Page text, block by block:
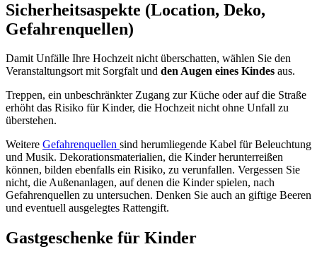
Sicherheitsaspekte (Location, Deko,
Gefahrenquellen)
Damit Unfälle Ihre Hochzeit nicht überschatten, wählen Sie den
Veranstaltungsort mit Sorgfalt und den Augen eines Kindes aus.
Treppen, ein unbeschränkter Zugang zur Küche oder auf die Straße
erhöht das Risiko für Kinder, die Hochzeit nicht ohne Unfall zu
überstehen.
Weitere Gefahrenquellen sind herumliegende Kabel für Beleuchtung
und Musik. Dekorationsmaterialien, die Kinder herunterreißen
können, bilden ebenfalls ein Risiko, zu verunfallen. Vergessen Sie
nicht, die Außenanlagen, auf denen die Kinder spielen, nach
Gefahrenquellen zu untersuchen. Denken Sie auch an giftige Beeren
und eventuell ausgelegtes Rattengift.
Gastgeschenke für Kinder